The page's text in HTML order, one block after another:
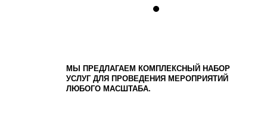
МЫ ПРЕДЛАГАЕМ КОМПЛЕКСНЫЙ НАБОР
УСЛУГ ДЛЯ ПРОВЕДЕНИЯ МЕРОПРИЯТИЙ
ЛЮБОГО МАСШТАБА.